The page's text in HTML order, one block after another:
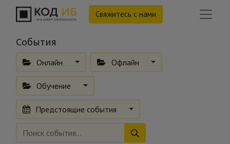
Свяжитесь с нами
События
Онлайн Офлайн
Обучение
Предстоящие события